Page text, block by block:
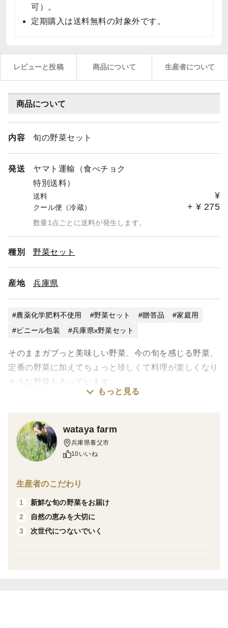
可）。
定期購入は送料無料の対象外です。
レビューと投稿 商品について 生産者について
商品について
内容 旬の野菜セット
発送
ヤマト運輸（食べチョク
特別送料）
送料 ¥
クール便（冷蔵） + ¥ 275
数量1点ごとに送料が発生します。
種別 野菜セット
産地 兵庫県
農薬化学肥料不使用 野菜セット 贈答品
家庭用
ビニール包装
兵庫県x野菜セット
そのままガブっと美味しい野菜、今の旬を感じる野菜、
定番の野菜に加えてちょっと珍しくて料理が楽しくなり
そうな野菜も入っています。
宅急便60サイズの詰め合わせです。
*写真は一例でお届け時期に美味しい野菜をお届け致し
ます。
*お届けの希望日がございましたらご相談ください。
もっと見る
wataya farm
兵庫県養父市
10いいね
生産者のこだわり
1
新鮮な旬の野菜をお届け
2
自然の恵みを大切に
3
次世代につないでいく